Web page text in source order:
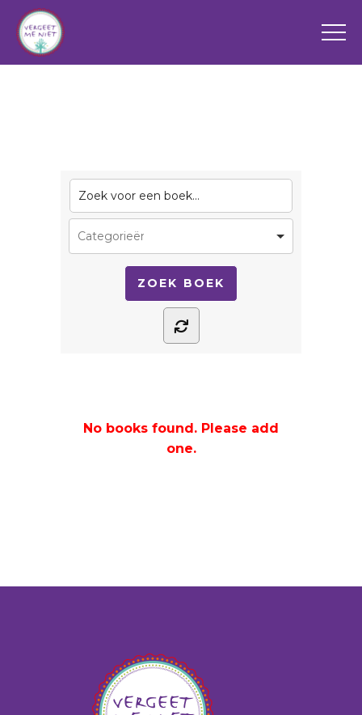
No books found. Please add
one.